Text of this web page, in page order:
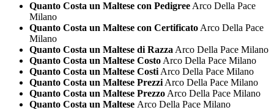
Quanto Costa un Maltese con Pedigree Arco Della Pace
Milano
Quanto Costa un Maltese con Certificato Arco Della Pace
Milano
Quanto Costa un Maltese di Razza Arco Della Pace Milano
Quanto Costa un Maltese Costo Arco Della Pace Milano
Quanto Costa un Maltese Costi Arco Della Pace Milano
Quanto Costa un Maltese Prezzi Arco Della Pace Milano
Quanto Costa un Maltese Prezzo Arco Della Pace Milano
Quanto Costa un Maltese Arco Della Pace Milano